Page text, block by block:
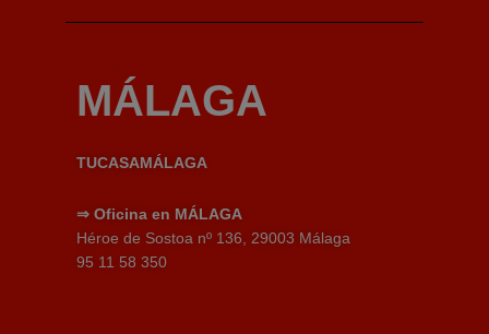
MÁLAGA
TUCASAMÁLAGA
⇒ Oficina en MÁLAGA
Héroe de Sostoa nº 136, 29003 Málaga
95 11 58 350